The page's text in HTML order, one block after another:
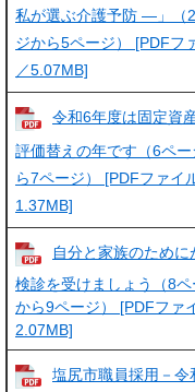
私が選ぶ介護予防 ―」（
ジから5ページ） [PDFフ
／5.07MB]
令和6年度は固定資
評価替えの年です（6ペー
ら7ページ） [PDFファイ
1.37MB]
自分と家族のために
検診を受けましょう（8ペ
から9ページ） [PDFファ
2.07MB]
塩尻市職員採用－令